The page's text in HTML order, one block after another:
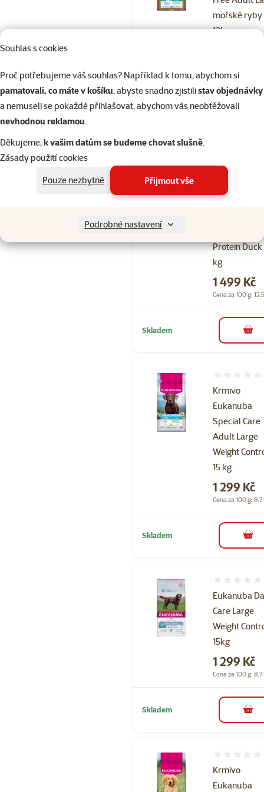
Souhlas s cookies
Proč potřebujeme váš souhlas? Například k tomu, abychom si
pamatovali, co máte v košíku, abyste snadno zjistilistav objednávky
a nemuseli se pokaždé přihlašovat, abychom vás neobtěžovali
nevhodnou reklamou.
Děkujeme,k vašim datům se budeme chovat slušně.
Zásady použití cookies
Pouze nezbytné
Přijmout vše
Podrobné nastavení
mořské ryby
12kg
Cena za 100 g:
Skladem
Eukanuba
Protein Duck
kg
Hodnocení
Cena
1 499 Kč
Cena za 100 g:
Skladem do
Krmivo
Eukanuba
Special Care
Adult Large
Weight
15 kg
Cena
1 299 Kč
Cena za 100 g: 8,7
Skladem do
Eukanuba
Care Large
Weight
15kg
Cena
1 299 Kč
Cena za 100 g: 8,7
Skladem do
Krmivo
Eukanuba